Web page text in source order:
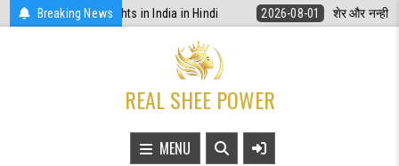
Skip
to
Breaking News
अधिकार | Women Rights in India in Hindi 2026-08-01 शेर और नन्ही
REAL SHEE POWER
MENU